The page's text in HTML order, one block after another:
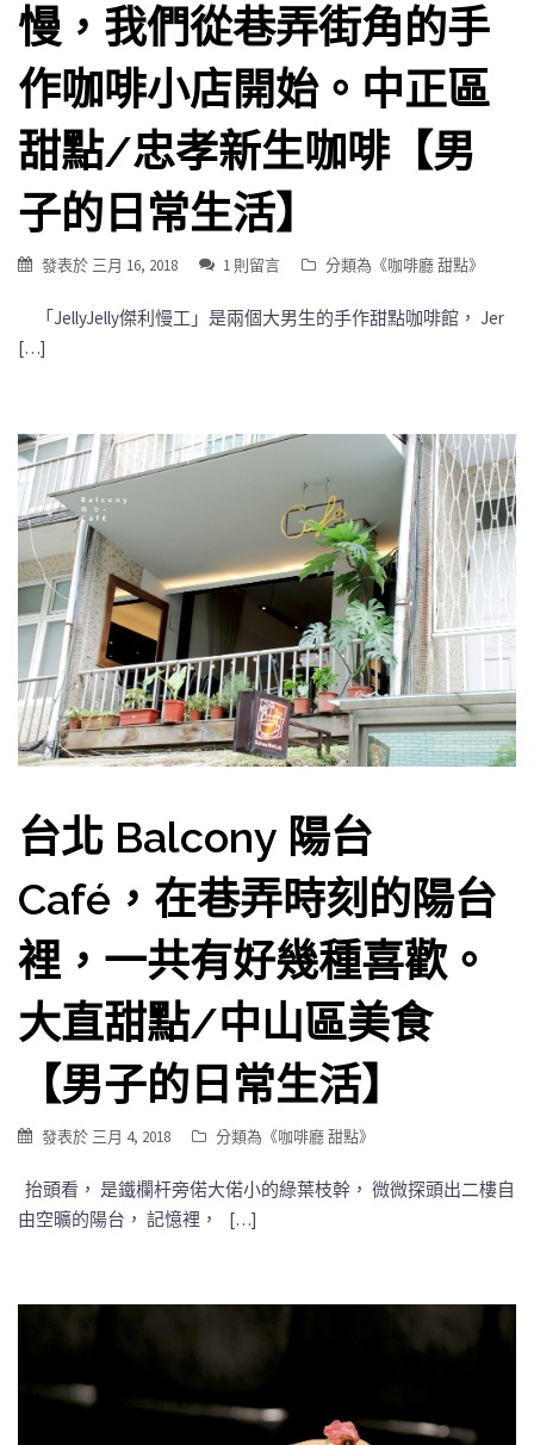
慢，我們從巷弄街角的手
作咖啡小店開始。中正區
甜點/忠孝新生咖啡【男
子的日常生活】
發表於 三月 16, 2018 1 則留言 分類為《咖啡廳 甜點》
「JellyJelly傑利慢工」是兩個大男生的手作甜點咖啡館， Jer
[…]
台北 Balcony 陽台
Café，在巷弄時刻的陽台
裡，一共有好幾種喜歡。
大直甜點/中山區美食
【男子的日常生活】
發表於 三月 4, 2018 分類為《咖啡廳 甜點》
抬頭看， 是鐵欄杆旁偌大偌小的綠葉枝幹， 微微探頭出二樓自
由空曠的陽台， 記憶裡， […]